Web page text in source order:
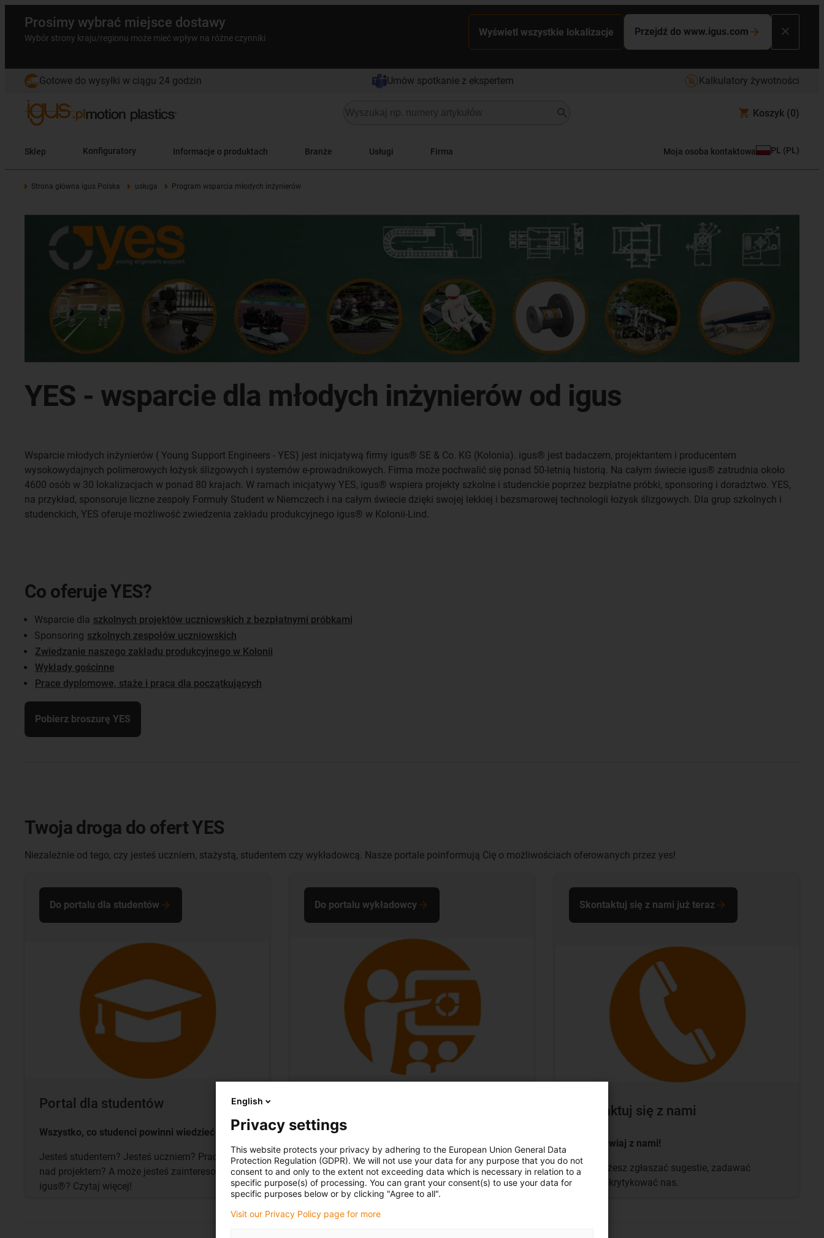
Prosimy wybrać miejsce dostawy
Wybór strony kraju/regionu może mieć wpływ na różne czynniki
Wyświetl wszystkie lokalizacje Przejdź do www.igus.com
Gotowe do wysyłki w ciągu 24 godzin Umów spotkanie z ekspertem Kalkulatory żywotności
Koszyk (0)
Sklep Konfiguratory Informacje o produktach Branże Usługi Firma Moja osoba kontaktowa PL (PL )
Strona główna igus Polska usługa Program wsparcia młodych inżynierów
YES - wsparcie dla młodych inżynierów od igus
Wsparcie młodych inżynierów ( Young Support Engineers - YES) jest inicjatywą firmy igus® SE & Co. KG (Kolonia). igus® jest badaczem, projektantem i producentem
wysokowydajnych polimerowych łożysk ślizgowych i systemów e-prowadnikowych. Firma może pochwalić się ponad 50-letnią historią. Na całym świecie igus® zatrudnia około
4600 osób w 30 lokalizacjach w ponad 80 krajach. W ramach inicjatywy YES, igus® wspiera projekty szkolne i studenckie poprzez bezpłatne próbki, sponsoring i doradztwo. YES,
na przykład, sponsoruje liczne zespoły Formuły Student w Niemczech i na całym świecie dzięki swojej lekkiej i bezsmarowej technologii łożysk ślizgowych. Dla grup szkolnych i
studenckich, YES oferuje możliwość zwiedzenia zakładu produkcyjnego igus® w Kolonii-Lind.
Co oferuje YES?
Wsparcie dla szkolnych projektów uczniowskich z bezpłatnymi próbkami
Sponsoring szkolnych zespołów uczniowskich
Zwiedzanie naszego zakładu produkcyjnego w Kolonii
Wykłady gościnne
Prace dyplomowe, staże i praca dla początkujących
Pobierz broszurę YES
Twoja droga do ofert YES
Niezależnie od tego, czy jesteś uczniem, stażystą, studentem czy wykładowcą. Nasze portale poinformują Cię o możliwościach oferowanych przez yes!
Portal dla studentów
Wszystko, co studenci powinni wiedzieć
Jesteś studentem? Jesteś uczniem? Pracujesz
nad projektem? A może jesteś zainteresowany
igus®? Czytaj więcej!
Do portalu dla studentów
igus® w nauczaniu
Czy jesteś nauczycielem? Wykładowcą? A może
profesorem? Zamów bezpłatne próbki już dziś. Z
przyjemnością zaoferujemy również gościnne
wykłady w ramach serii wykładów.
Do portalu wykładowcy
Skontaktuj się z nami
Porozmawiaj z nami!
Tutaj możesz zgłaszać sugestie, zadawać
pytania i krytykować nas.
Skontaktuj się z nami już teraz
English
Privacy settings
This website protects your privacy by adhering to the European Union General Data
Protection Regulation (GDPR). We will not use your data for any purpose that you do not
consent to and only to the extent not exceeding data which is necessary in relation to a
specific purpose(s) of processing. You can grant your consent(s) to use your data for
specific purposes below or by clicking "Agree to all".
Visit our Privacy Policy page for more